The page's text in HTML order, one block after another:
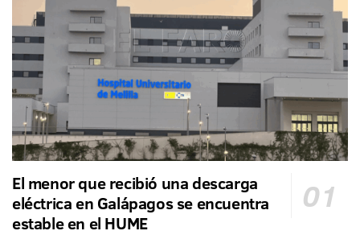
El menor que recibió una descarga
eléctrica en Galápagos se encuentra
estable en el HUME